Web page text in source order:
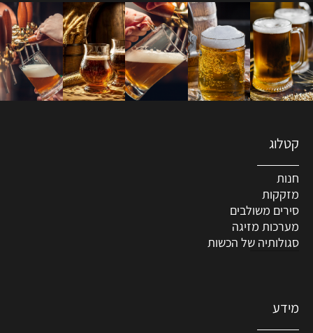
קטלוג
חנות
מזקקות
סירים משולבים
מערכות מזיגה
סגולותיה של הכשות
מידע